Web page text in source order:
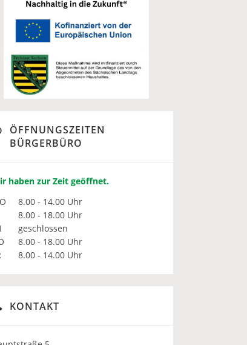
ÖFFNUNGSZEITEN
BÜRGERBÜRO
haben zur Zeit geöffnet.
8.00 - 14.00 Uhr
8.00 - 18.00 Uhr
geschlossen
8.00 - 18.00 Uhr
8.00 - 14.00 Uhr
KONTAKT